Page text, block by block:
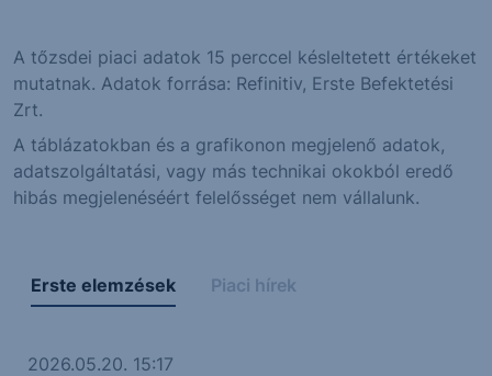
A tőzsdei piaci adatok 15 perccel késleltetett értékeket
mutatnak. Adatok forrása: Refinitiv, Erste Befektetési
Zrt.
A táblázatokban és a grafikonon megjelenő adatok,
adatszolgáltatási, vagy más technikai okokból eredő
hibás megjelenéséért felelősséget nem vállalunk.
Erste elemzések Piaci hírek
2026.05.20. 15:17